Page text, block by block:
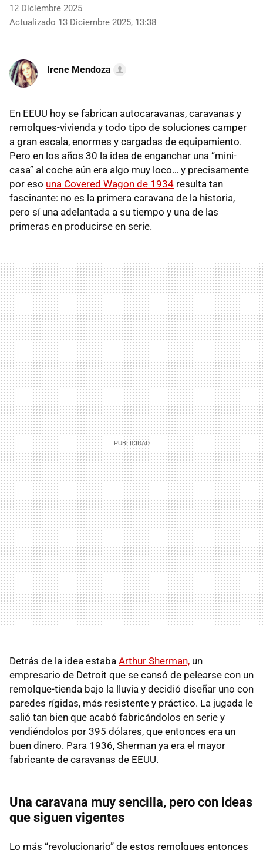
12 Diciembre 2025
Actualizado 13 Diciembre 2025, 13:38
Irene Mendoza
En EEUU hoy se fabrican autocaravanas, caravanas y
remolques-vivienda y todo tipo de soluciones camper
a gran escala, enormes y cargadas de equipamiento.
Pero en los años 30 la idea de enganchar una “mini-
casa” al coche aún era algo muy loco… y precisamente
por eso una Covered Wagon de 1934 resulta tan
fascinante: no es la primera caravana de la historia,
pero sí una adelantada a su tiempo y una de las
primeras en producirse en serie.
Detrás de la idea estaba Arthur Sherman, un
empresario de Detroit que se cansó de pelearse con un
remolque-tienda bajo la lluvia y decidió diseñar uno con
paredes rígidas, más resistente y práctico. La jugada le
salió tan bien que acabó fabricándolos en serie y
vendiéndolos por 395 dólares, que entonces era un
buen dinero. Para 1936, Sherman ya era el mayor
fabricante de caravanas de EEUU.
Una caravana muy sencilla, pero con ideas
que siguen vigentes
Lo más “revolucionario” de estos remolques entonces